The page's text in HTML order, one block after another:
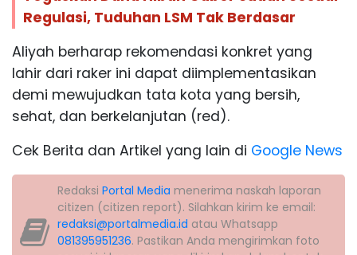
Regulasi, Tuduhan LSM Tak Berdasar
Aliyah berharap rekomendasi konkret yang
lahir dari raker ini dapat diimplementasikan
demi mewujudkan tata kota yang bersih,
sehat, dan berkelanjutan (red).
Cek Berita dan Artikel yang lain di Google News
Redaksi Portal Media menerima naskah laporan
citizen (citizen report). Silahkan kirim ke email:
redaksi@portalmedia.id atau Whatsapp
081395951236. Pastikan Anda mengirimkan foto